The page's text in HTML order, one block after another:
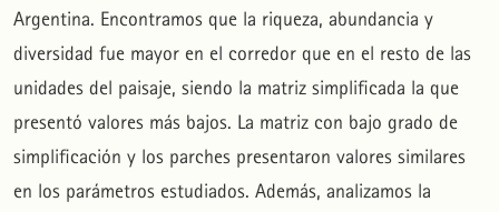
Argentina. Encontramos que la riqueza, abundancia y
diversidad fue mayor en el corredor que en el resto de las
unidades del paisaje, siendo la matriz simplificada la que
presentó valores más bajos. La matriz con bajo grado de
simplificación y los parches presentaron valores similares
en los parámetros estudiados. Además, analizamos la